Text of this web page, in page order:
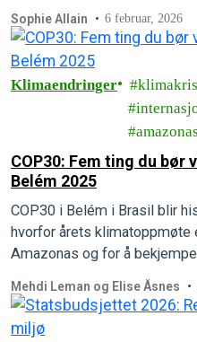
Sophie Allain 6 februar, 2026
Klimaendringer
amazonas
COP30: Fem ting du
Belém 2025
COP30 i Belém i Brasil blir
hvorfor årets klimatoppmøte
Amazonas og for å
Mehdi Leman og Elise Åsnes